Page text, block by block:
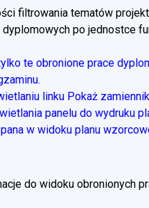
filtrowania tematów
po jednostce
te obronione prace
linku Pokaż
panelu do wydruku
w widoku planu
do widoku obronionych